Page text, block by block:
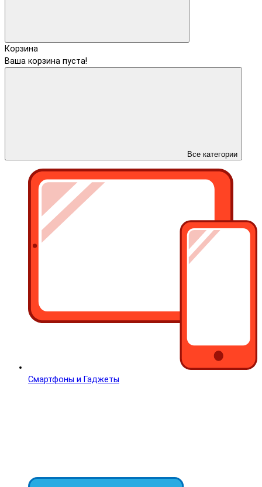
Корзина
Ваша корзина пуста!
Все категории
Смартфоны и Гаджеты